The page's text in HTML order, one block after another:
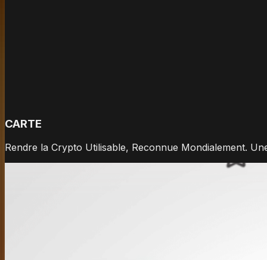
CARTE
Rendre la Crypto Utilisable, Reconnue Mondialement.